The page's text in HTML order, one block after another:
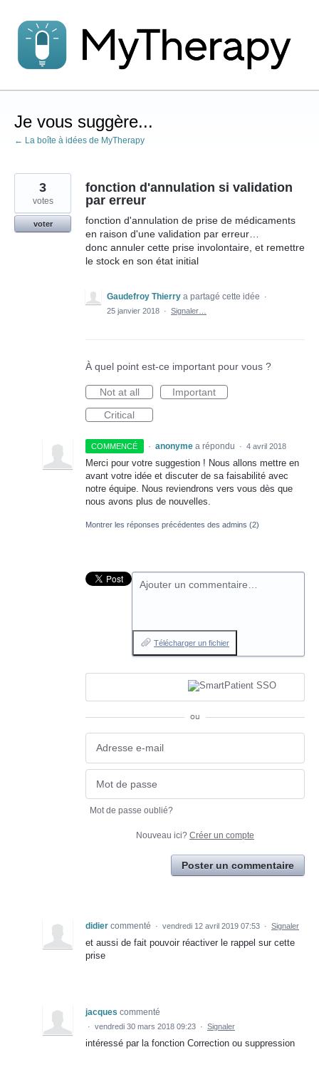
au
contenu
Je vous suggère...
← La boîte à idées de MyTherapy
fonction d'annulation si validation
par erreur
fonction d'annulation de prise de médicaments
en raison d'une validation par erreur…
donc annuler cette prise involontaire, et remettre
le stock en son état initial
3
votes
voter
Gaudefroy Thierry a partagé cette idée
·
25 janvier 2018 · Signaler…
À quel point est-ce important pour vous ?
Not at all
Important
Critical
COMMENCÉ · anonyme a répondu · 4 avril 2018
Merci pour votre suggestion ! Nous allons mettre en
avant votre idée et discuter de sa faisabilité avec
notre équipe. Nous reviendrons vers vous dès que
nous avons plus de nouvelles.
Montrer les réponses précédentes des admins (2)
Ajouter un commentaire…
Télécharger un fichier
ou
Mot de passe oublié?
Nouveau ici? Créer un compte
Poster un commentaire
didier commenté · vendredi 12 avril 2019 07:53 · Signaler
et aussi de fait pouvoir réactiver le rappel sur cette
prise
jacques commenté
· vendredi 30 mars 2018 09:23 · Signaler
intéressé par la fonction Correction ou suppression